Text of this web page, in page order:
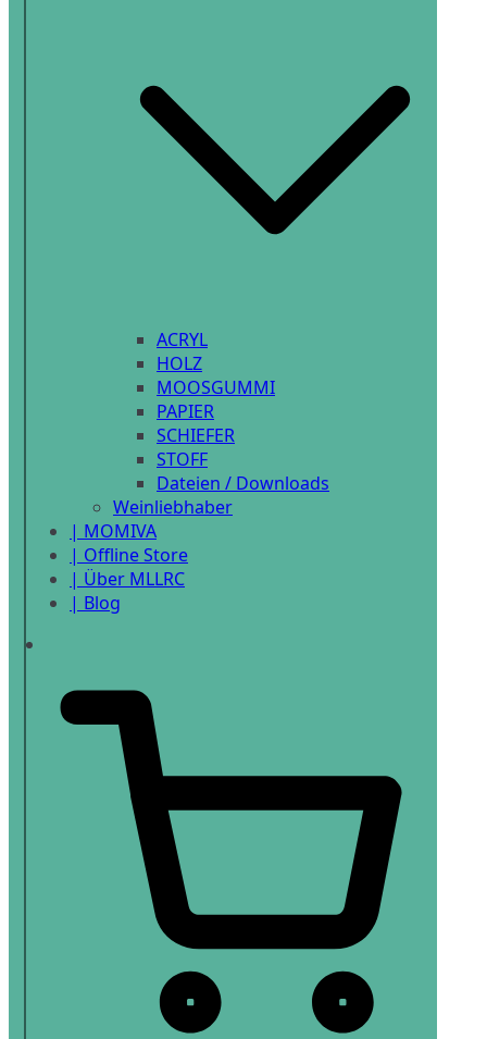
ACRYL
HOLZ
MOOSGUMMI
PAPIER
SCHIEFER
STOFF
Dateien / Downloads
Weinliebhaber
| MOMIVA
| Offline Store
| Über MLLRC
| Blog